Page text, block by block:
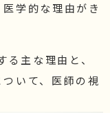
学的な理由がき
主な理由と、
いて、医師の視